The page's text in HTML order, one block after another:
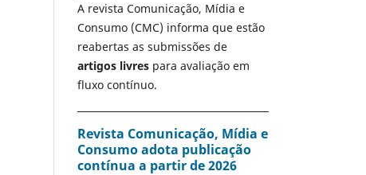
A revista Comunicação, Mídia e
Consumo (CMC) informa que estão
reabertas as submissões de
artigos livres para avaliação em
fluxo contínuo.
Revista Comunicação, Mídia e
Consumo adota publicação
contínua a partir de 2026